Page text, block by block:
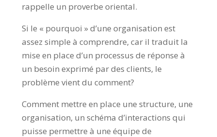
rappelle un proverbe oriental.
Si le « pourquoi » d’une organisation est
assez simple à comprendre, car il traduit la
mise en place d’un processus de réponse à
un besoin exprimé par des clients, le
problème vient du comment?
Comment mettre en place une structure, une
organisation, un schéma d’interactions qui
puisse permettre à une équipe de